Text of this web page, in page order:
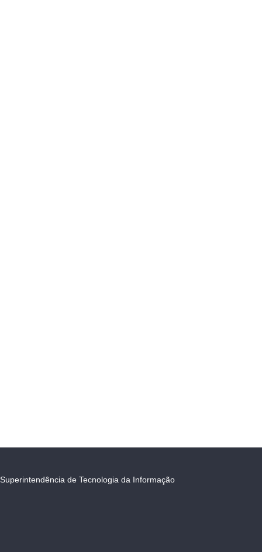
Superintendência de Tecnologia da Informação